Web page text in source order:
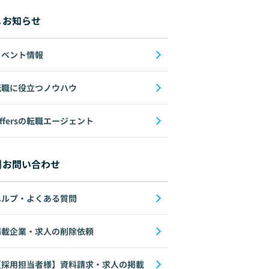
お知らせ
ント情報
に役立つノウハウ
の転職エージェント
お問い合わせ
プ・よくある質問
企業・求人の削除依頼
用担当者様】資料請求・求人の掲載